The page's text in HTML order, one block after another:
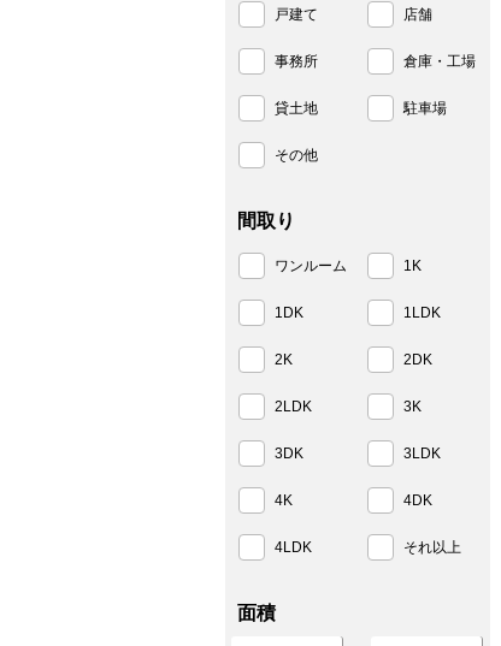
戸建て 店舗
事務所 倉庫・工場
貸土地 駐車場
その他
間取り
ワンルーム 1K
1DK 1LDK
2K 2DK
2LDK 3K
3DK 3LDK
4K 4DK
4LDK それ以上
面積